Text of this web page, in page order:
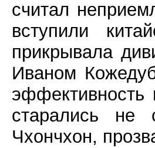
считал
вступили
прикрывала
Иваном
старались
Чхончхон,